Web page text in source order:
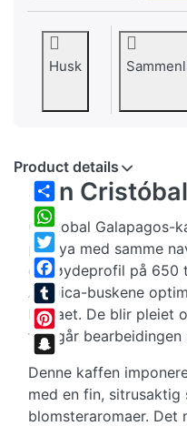
Husk
Share
WhatsApp
Twitter
Facebook
Tumblr
Pinterest
Product details
San
Cristobal Galapagos-
på øya med samme
et høydeprofil på 650
Arabica-buskene
klimaet. De blir pleiet
foregår
Denne kaffen
med en fin,
blomsteraromaer. Det